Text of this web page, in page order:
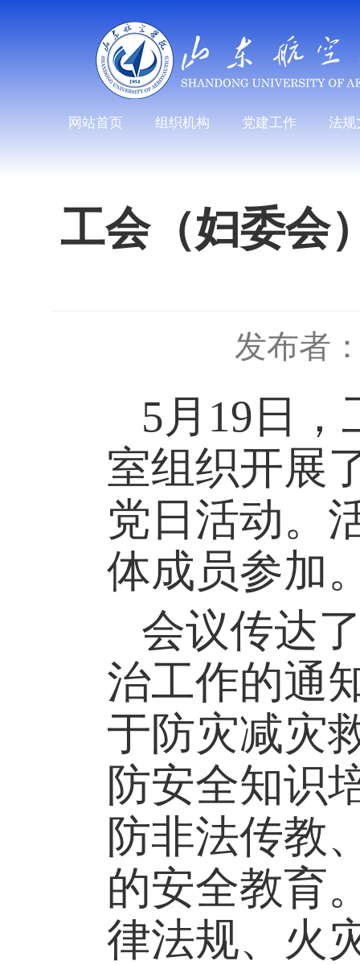
网站首页 组织机构 党建工作 法规
工会（妇委会
发布者
5月19日
室组织开展
党日活动。
体成员参加
会议传达
治工作的通
于防灾减灾
防安全知识
防非法传教
的安全教育
律法规、火